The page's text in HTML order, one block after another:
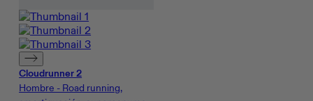
Cloudrunner 2
Hombre - Road running,